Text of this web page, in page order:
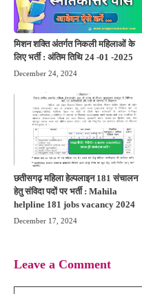
मिशन शक्ति अंतर्गत निकली महिलाओं के
लिए भर्ती : अंतिम तिथि 24 -01 -2025
December 24, 2024
छतीसगढ़ महिला हेल्पलाइन 181 संचालन
हेतु संविदा पदों पर भर्ती : Mahila
helpline 181 jobs vacancy 2024
December 17, 2024
Leave a Comment